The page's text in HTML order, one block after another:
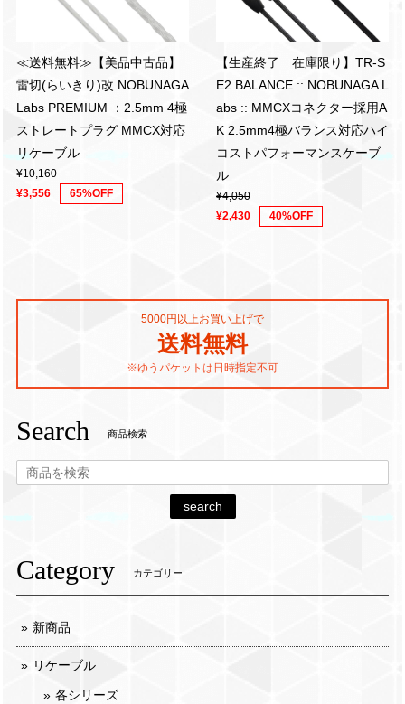
≪送料無料≫【美品中古品】
雷切(らいきり)改 NOBUNAGA
Labs PREMIUM ：2.5mm 4極
ストレートプラグ MMCX対応
リケーブル
¥10,160
¥3,556
65%OFF
【生産終了 在庫限り】TR-S
E2 BALANCE :: NOBUNAGA L
abs :: MMCXコネクター採用A
K 2.5mm4極バランス対応ハイ
コストパフォーマンスケーブ
ル
¥4,050
¥2,430
40%OFF
5000円以上お買い上げで
送料無料
※ゆうパケットは日時指定不可
Search 商品検索
search
Category カテゴリー
新商品
リケーブル
各シリーズ